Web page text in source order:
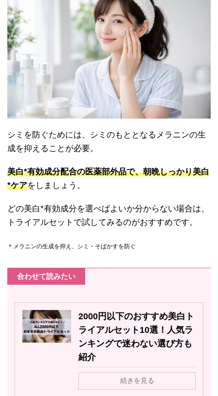
シミを防ぐためには、シミのもととなるメラニンの生
成を抑えることが必要。
美白*有効成分配合の医薬部外品で、朝晩しっかり美白
*ケアをしましょう。
どの美白*有効成分を選べばよいか分からない場合は、
トライアルセットで試してみるのがおすすめです。
＊メラニンの生成を抑え、シミ・そばかすを防ぐ
合わせて読みたい
2000円以下のおすすめ美白ト
ライアルセット10選！人気ラ
ンキングで迷わない選び方も
紹介
続きを見る